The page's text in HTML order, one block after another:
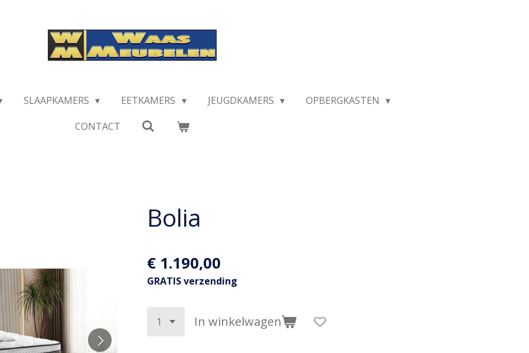
SLAAPKAMERS EETKAMERS JEUGDKAMERS
OPBERGKASTEN
CONTACT
Bolia
€ 1.190,00
GRATIS verzending
In winkelwagen